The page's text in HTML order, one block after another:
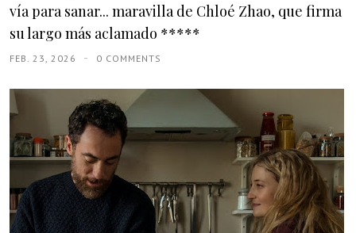
vía para sanar... maravilla de Chloé Zhao, que firma
su largo más aclamado *****
FEB. 23, 2026 0 COMMENTS